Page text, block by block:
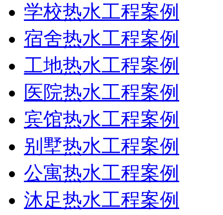
学校热水工程案例
宿舍热水工程案例
工地热水工程案例
医院热水工程案例
宾馆热水工程案例
别墅热水工程案例
公寓热水工程案例
沐足热水工程案例